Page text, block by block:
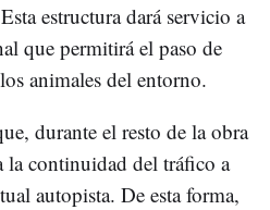
estructura dará servicio a
que permitirá el paso de
animales del entorno.
durante el resto de la obra
la continuidad del tráfico a
autopista. De esta forma,